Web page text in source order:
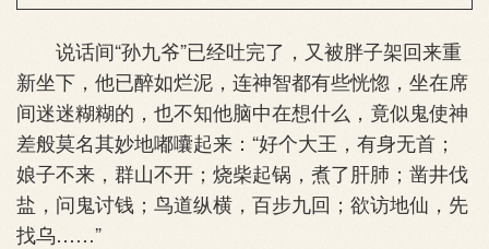
说话间“孙九爷”已经吐完了，又被胖子架回来重
新坐下，他已醉如烂泥，连神智都有些恍惚，坐在席
间迷迷糊糊的，也不知他脑中在想什么，竟似鬼使神
差般莫名其妙地嘟囔起来：“好个大王，有身无首；
娘子不来，群山不开；烧柴起锅，煮了肝肺；凿井伐
盐，问鬼讨钱；鸟道纵横，百步九回；欲访地仙，先
找乌……”